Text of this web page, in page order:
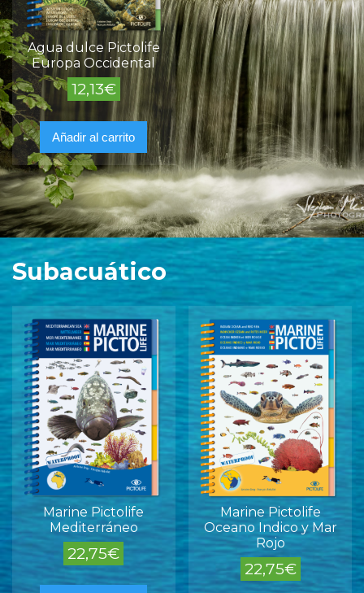
Agua dulce Pictolife
Europa Occidental
12,13€
Añadir al carrito
Subacuático
Marine Pictolife
Mediterráneo
22,75€
Marine Pictolife
Oceano Indico y Mar
Rojo
22,75€